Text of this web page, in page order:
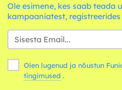
Ole esimene, kes saab teada
kampaaniatest,
Olen lugenud ja nõustun
tingimused .